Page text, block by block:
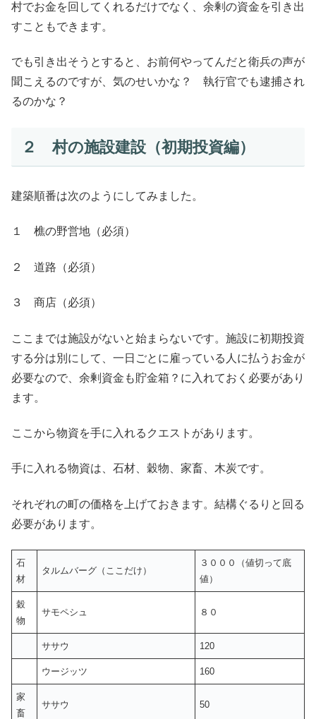
村でお金を回してくれるだけでなく、余剰の資金を引き出
すこともできます。
でも引き出そうとすると、お前何やってんだと衛兵の声が
聞こえるのですが、気のせいかな？ 執行官でも逮捕され
るのかな？
２ 村の施設建設（初期投資編）
建築順番は次のようにしてみました。
１ 樵の野営地（必須）
２ 道路（必須）
３ 商店（必須）
ここまでは施設がないと始まらないです。施設に初期投資
する分は別にして、一日ごとに雇っている人に払うお金が
必要なので、余剰資金も貯金箱？に入れておく必要があり
ます。
ここから物資を手に入れるクエストがあります。
手に入れる物資は、石材、穀物、家畜、木炭です。
それぞれの町の価格を上げておきます。結構ぐるりと回る
必要があります。
石
材
タルムバーグ（ここだけ）
３０００（値切って底
値）
穀
物
サモペシュ ８０
ササウ 120
ウージッツ 160
家
畜
ササウ 50